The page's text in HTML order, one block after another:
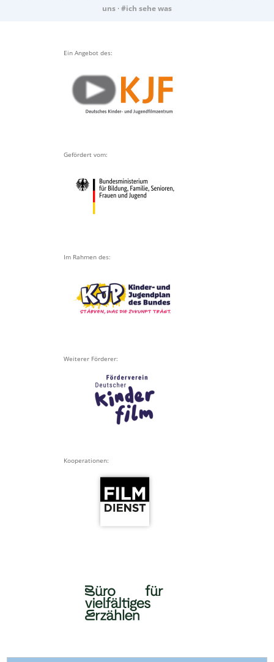
uns · #ich sehe was
Ein Angebot des:
Gefördert vom:
Im Rahmen des:
Weiterer Förderer:
Kooperationen: